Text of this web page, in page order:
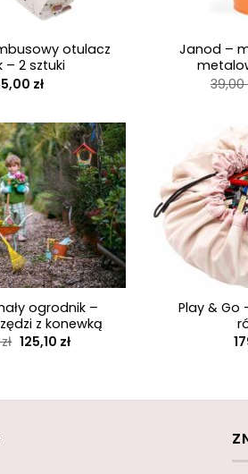
otulacz
– 2 sztuki
zł
Janod –
39,00
ogrodnik –
z konewką
zł Pierwotna
cena
125,10 złAktualna
Play & Go